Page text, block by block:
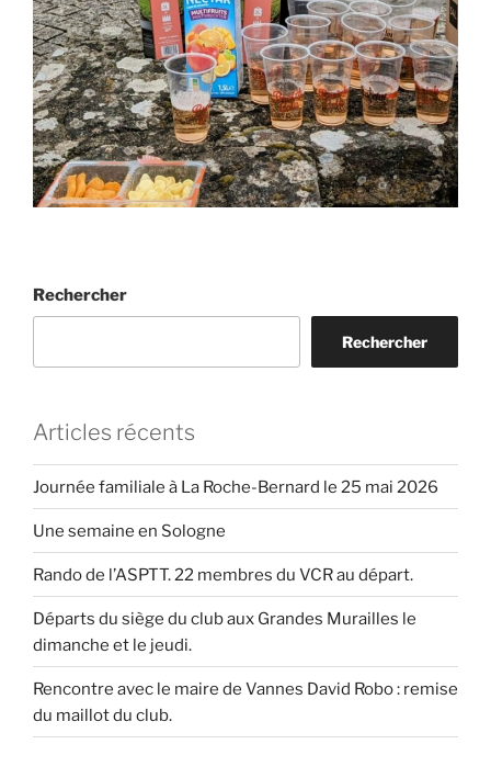
Rechercher
Rechercher
Articles récents
Journée familiale à La Roche-Bernard le 25 mai 2026
Une semaine en Sologne
Rando de l’ASPTT. 22 membres du VCR au départ.
Départs du siège du club aux Grandes Murailles le
dimanche et le jeudi.
Rencontre avec le maire de Vannes David Robo : remise
du maillot du club.